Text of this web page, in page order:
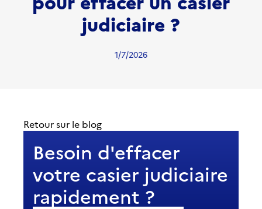
judiciaire ?
1/7/2026
Retour sur le blog
Besoin d'effacer
votre casier judiciaire
rapidement ?